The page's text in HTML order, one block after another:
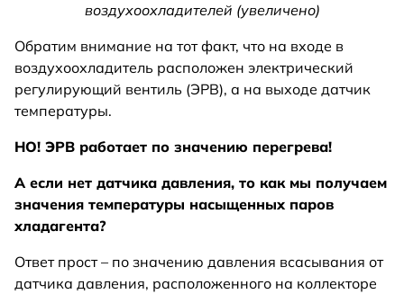
воздухоохладителей (увеличено)
Обратим внимание на тот факт, что на входе в
воздухоохладитель расположен электрический
регулирующий вентиль (ЭРВ), а на выходе датчик
температуры.
НО! ЭРВ работает по значению перегрева!
А если нет датчика давления, то как мы получаем
значения температуры насыщенных паров
хладагента?
Ответ прост – по значению давления всасывания от
датчика давления, расположенного на коллекторе